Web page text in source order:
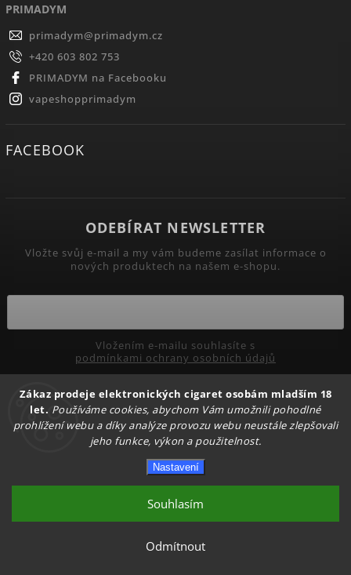
Zákaz prodeje elektronických cigaret osobám mladším 18
let. Používáme cookies, abychom Vám umožnili pohodlné
prohlížení webu a díky analýze provozu webu neustále zlepšovali
jeho funkce, výkon a použitelnost.
Nastavení
Odmítnout
Souhlasím
PRIMADYM
primadym@primadym.cz
+420 603 802 753
PRIMADYM na Facebooku
vapeshopprimadym
FACEBOOK
ODEBÍRAT NEWSLETTER
Vložte svůj e-mail a my vám budeme zasílat informace o
nových produktech na našem e-shopu.
podmínkami ochrany osobních údajů
Přihlásit se
Upravit nastavení cookies
Shoptet | Design